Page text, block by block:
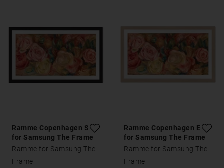
Ramme Copenhagen Sort
for Samsung The Frame
Ramme for Samsung The
Frame
Ramme Copenhagen Eik
for Samsung The Frame
Ramme for Samsung The
Frame